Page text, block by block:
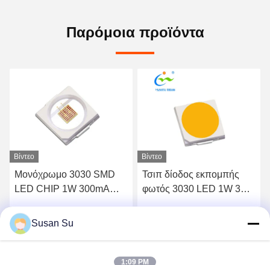
Παρόμοια προϊόντα
Βίντεο
Μονόχρωμο 3030 SMD
LED CHIP 1W 300mA
Βίντεο
Τσιπ δίοδος εκπομπής
φωτός 3030 LED 1W 3V
Susan Su
1:09 PM